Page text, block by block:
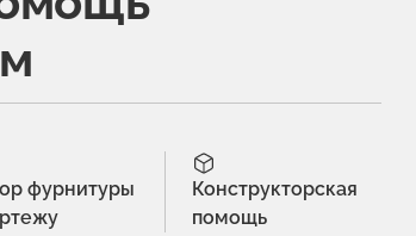
фурнитуры
Конструкторская
помощь